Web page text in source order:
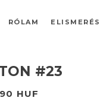
RÓLAM
#23
HUF